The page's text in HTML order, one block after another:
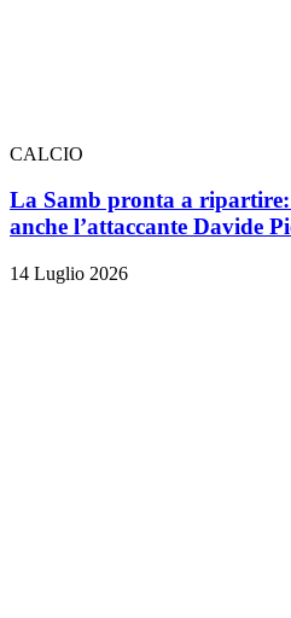
CALCIO
La Samb pronta a ripartire:
anche l’attaccante Davide
14 Luglio 2026